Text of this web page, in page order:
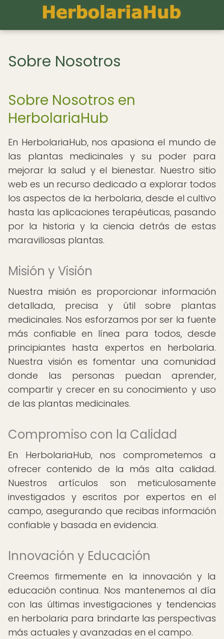
Sobre Nosotros
Sobre Nosotros en
HerbolariaHub
En HerbolariaHub, nos apasiona el mundo de
las plantas medicinales y su poder para
mejorar la salud y el bienestar. Nuestro sitio
web es un recurso dedicado a explorar todos
los aspectos de la herbolaria, desde el cultivo
hasta las aplicaciones terapéuticas, pasando
por la historia y la ciencia detrás de estas
maravillosas plantas.
Misión y Visión
Nuestra misión es proporcionar información
detallada, precisa y útil sobre plantas
medicinales. Nos esforzamos por ser la fuente
más confiable en línea para todos, desde
principiantes hasta expertos en herbolaria.
Nuestra visión es fomentar una comunidad
donde las personas puedan aprender,
compartir y crecer en su conocimiento y uso
de las plantas medicinales.
Compromiso con la Calidad
En HerbolariaHub, nos comprometemos a
ofrecer contenido de la más alta calidad.
Nuestros artículos son meticulosamente
investigados y escritos por expertos en el
campo, asegurando que recibas información
confiable y basada en evidencia.
Innovación y Educación
Creemos firmemente en la innovación y la
educación continua. Nos mantenemos al día
con las últimas investigaciones y tendencias
en herbolaria para brindarte las perspectivas
más actuales y avanzadas en el campo.